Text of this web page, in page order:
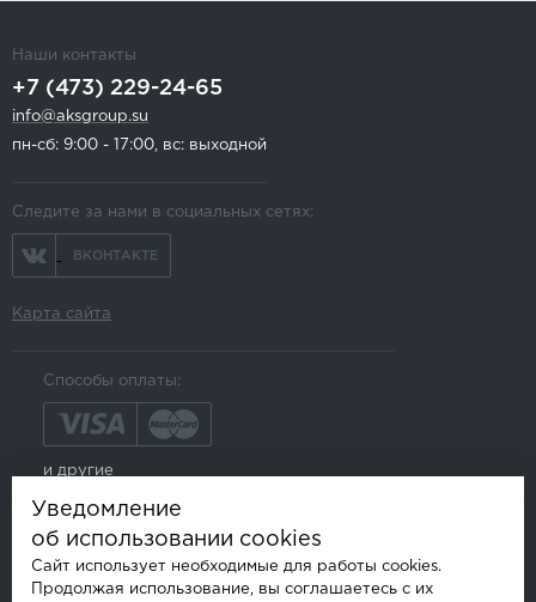
Наши контакты
+7 (473) 229-24-65
info@aksgroup.su
пн-сб: 9:00 - 17:00, вс: выходной
Следите за нами в социальных сетях:
ВКОНТАКТЕ
Карта сайта
Способы оплаты:
и другие
Уведомление
об использовании cookies
Сайт использует необходимые для работы cookies.
Продолжая использование, вы соглашаетесь с их